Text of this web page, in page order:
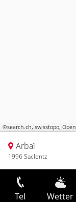
©search.ch, swisstopo,
Arbaï
1996 Saclentz
Tel Wetter